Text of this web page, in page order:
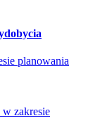
planowania
zakresie